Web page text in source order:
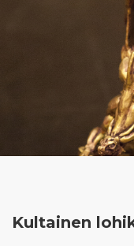
Kultainen